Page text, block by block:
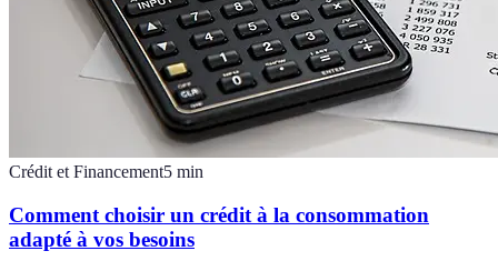
Crédit et Financement5 min
Comment choisir un crédit à la consommation
adapté à vos besoins